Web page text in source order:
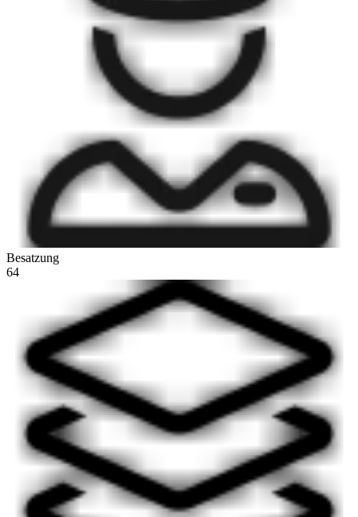
Besatzung
64